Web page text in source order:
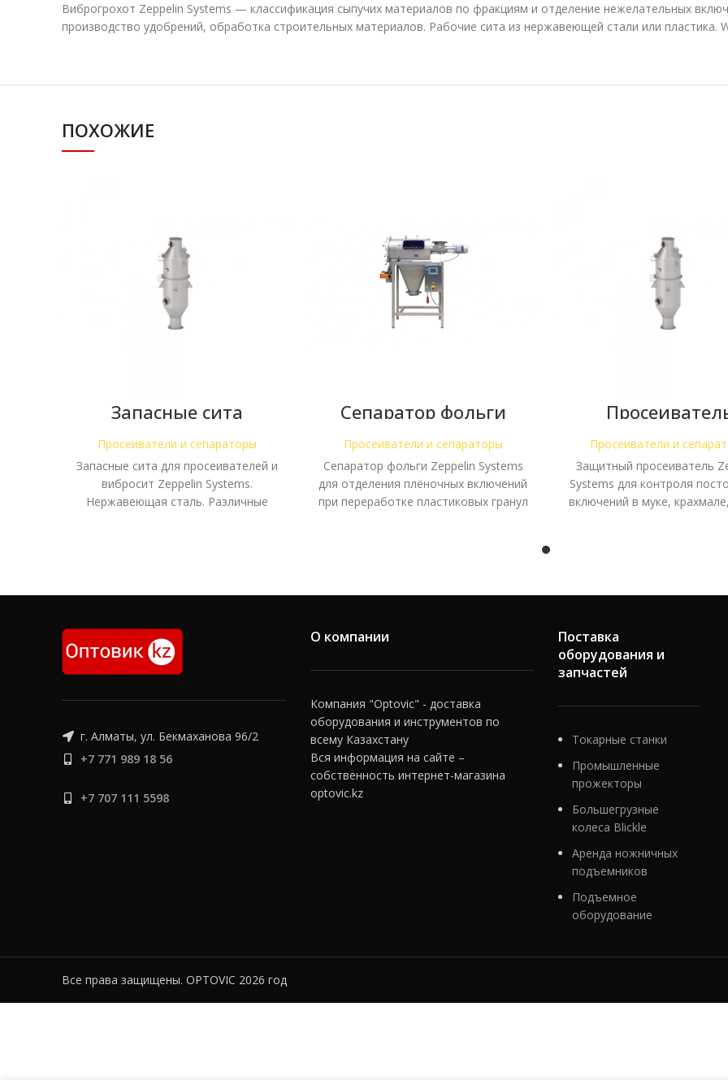
Виброгрохот Zeppelin Systems — классификация сыпучих материалов по фракциям и отделение нежелательных
производство удобрений, обработка строительных материалов. Рабочие сита из нержавеющей стали или пластика.
ПОХОЖИЕ
Запасные сита
(комплект) — для
просеивателей Zeppelin
Просеиватели и сепараторы
Запасные сита для просеивателей и
вибросит Zeppelin Systems.
Нержавеющая сталь. Различные
Сепаратор фольги
Zeppelin — переработка
пластика
Просеиватели и сепараторы
Сепаратор фольги Zeppelin Systems
для отделения плёночных включений
при переработке пластиковых гранул
защитный
контрольное
Просеиватели и
Защитный просеиватель
Systems для контроля
включений в муке,
г. Алматы, ул. Бекмаханова 96/2
+7 771 989 18 56
+7 707 111 5598
О компании
Компания "Optovic" - доставка
оборудования и инструментов по
всему Казахстану
Вся информация на сайте –
собственность интернет-магазина
optovic.kz
Поставка
оборудования и
запчастей
Токарные станки
Промышленные
прожекторы
Большегрузные
колеса Blickle
Аренда ножничных
подъемников
Подъемное
оборудование
Все права защищены. OPTOVIC 2026 год